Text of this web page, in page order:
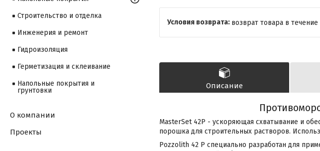
возврат товара в течение
Описание
MasterSet 42P - ускоряющая схватывание и
порошка для строительных растворов.
Pozzolith 42 Р специально разработан для
Строительство и отделка
Инженерия и ремонт
Гидроизоляция
Герметизация и склеивание
Напольные покрытия и
грунтовки
О компании
Проекты